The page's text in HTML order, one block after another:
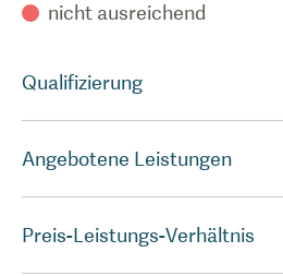
nicht ausreichend
Qualifizierung
Angebotene Leistungen
Preis-Leistungs-Verhältnis